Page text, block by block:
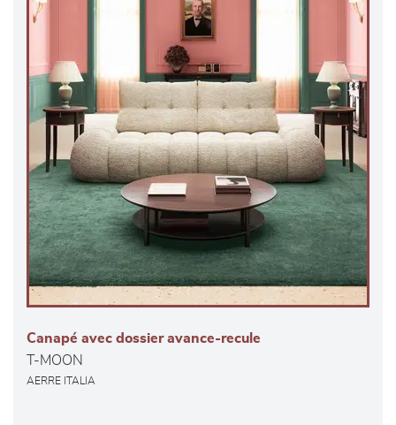
Canapé avec dossier avance-recule
T-MOON
AERRE ITALIA